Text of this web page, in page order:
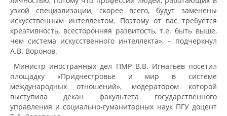
узкой специализации, скорее всего, будут заменены
искусственным интеллектом. Поэтому от вас требуется
креативность, всесторонняя развитость, т.е. быть выше,
чем система искусственного интеллекта», – подчеркнул
А.В. Воронов.
Министр иностранных дел ПМР В.В. Игнатьев посетил
площадку «Приднестровье и мир в системе
международных отношений», модератором которой
выступила декан факультета государственного
управления и социально-гуманитарных наук ПГУ доцент